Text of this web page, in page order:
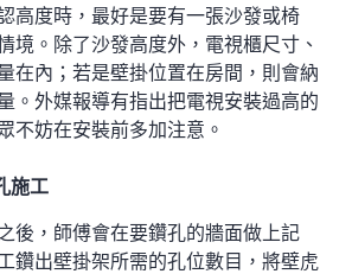
高度時，最好是要有一張沙發或椅
境。除了沙發高度外，電視櫃尺寸、
在內；若是壁掛位置在房間，則會納
。 外媒報導有指出把電視安裝過高的
不妨在安裝前多加注意。
施工
後，師傅會在要鑽孔的牆面做上記
鑽出壁掛架所需的孔位數目，將壁虎